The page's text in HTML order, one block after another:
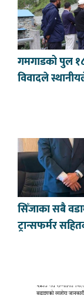
गमगाडको पुल
विवादले
सिँजाका सबै
ट्रान्सफर्मर